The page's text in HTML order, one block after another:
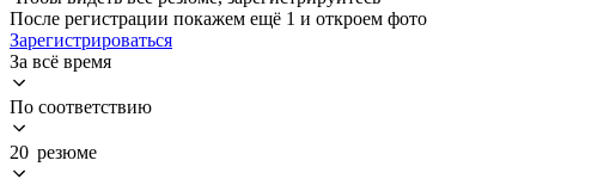
После регистрации покажем ещё 1 и откроем фото
Зарегистрироваться
За всё время
По соответствию
20 резюме